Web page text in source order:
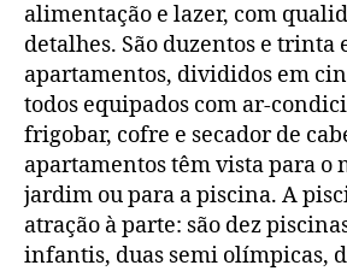
alimentação e lazer, com
detalhes. São duzentos e trinta
apartamentos, divididos em
todos equipados com ar-
frigobar, cofre e secador de
apartamentos têm vista para o
jardim ou para a piscina. A
atração à parte: são dez
infantis, duas semi olímpicas,